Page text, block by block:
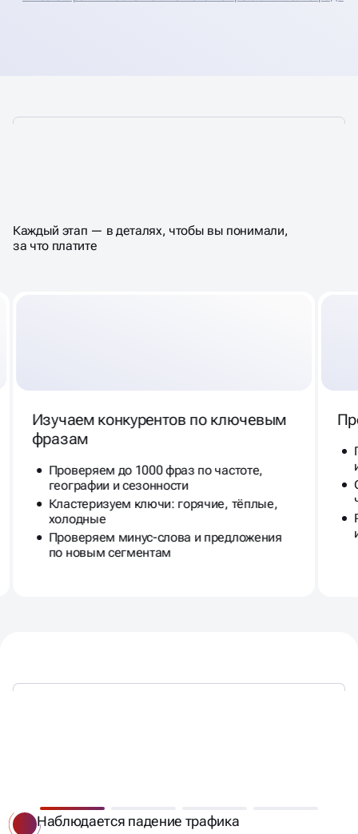
ВЕСЬ ПРОЦЕСС ПО ШАГАМ
Каждый этап — в деталях, чтобы вы понимали,
за что платите
Изучаем конкурентов по ключевым
фразам
Проверяем до 1000 фраз по частоте,
географии и сезонности
Кластеризуем ключи: горячие, тёплые,
холодные
Проверяем минус-слова и предложения
по новым сегментам
Наблюдается падение трафика